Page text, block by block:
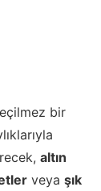
bir
altın
veya şık